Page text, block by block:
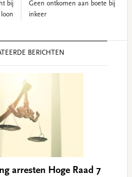
bij
Geen ontkomen aan boete bij
inkeer
BERICHTEN
arresten Hoge Raad 7